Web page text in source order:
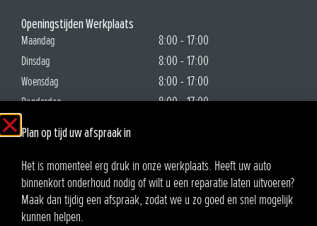
Openingstijden Werkplaats
Maandag 8:00 - 17:00
Dinsdag 8:00 - 17:00
Woensdag 8:00 - 17:00
Donderdag 8:00 - 17:00
Zaterdag
Zondag Gesloten
Auto Ruiter B.V.
Oosteinde 21
Plan op tijd uw afspraak in
Het is momenteel erg druk in onze werkplaats. Heeft uw auto
binnenkort onderhoud nodig of wilt u een reparatie laten uitvoeren?
Maak dan tijdig een afspraak, zodat we u zo goed en snel mogelijk
kunnen helpen.